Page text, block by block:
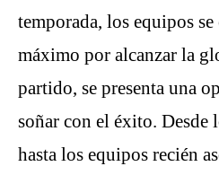
temporada, los equipos se
máximo por alcanzar la
partido, se presenta una
soñar con el éxito. Desde
hasta los equipos recién